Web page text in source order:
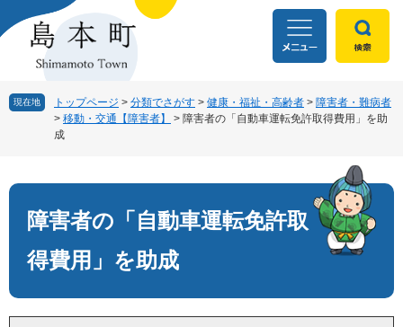
ー
ニ
現在地 トップページ > 分類でさがす > 健康・福祉・高齢者 > 障害者・難病者
> 移動・交通【障害者】 > 障害者の「自動車運転免許取得費用」を助
成
文
障害者の「自動車運転免許取
得費用」を助成